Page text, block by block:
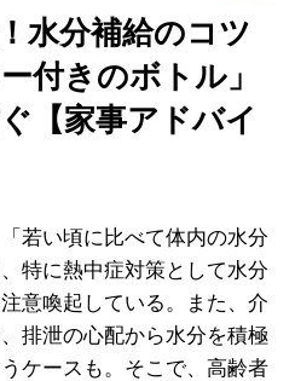
水分補給のコツ
付きのボトル」
【家事アドバイ
若い頃に比べて体内の水分
特に熱中症対策として水分
意喚起している。また、介
排泄の心配から水分を積極
ケースも。そこで、高齢者